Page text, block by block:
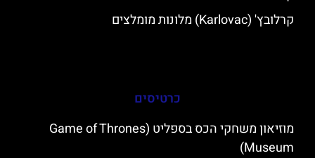
קרלובץ' (Karlovac) מלונות מומלצים
כרטיסים
מוזיאון משחקי הכס בספליט (Game of Thrones
Museum)